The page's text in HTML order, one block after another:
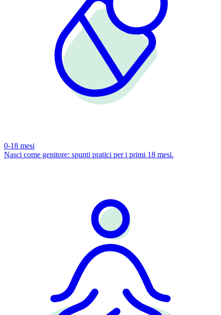
0-18 mesi
Nasci come genitore: spunti pratici per i primi 18 mesi.